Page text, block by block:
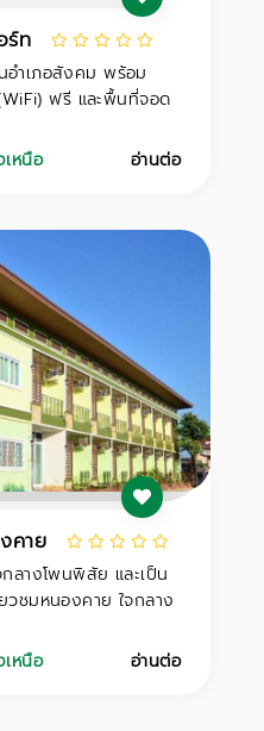
ร์ท
อำเภอสังคม พร้อม
ฟรี และพื้นที่จอด
หนือ อ่านต่อ
คาย
ลางโพนพิสัย และเป็น
วชมหนองคาย ใจกลาง
หนือ อ่านต่อ